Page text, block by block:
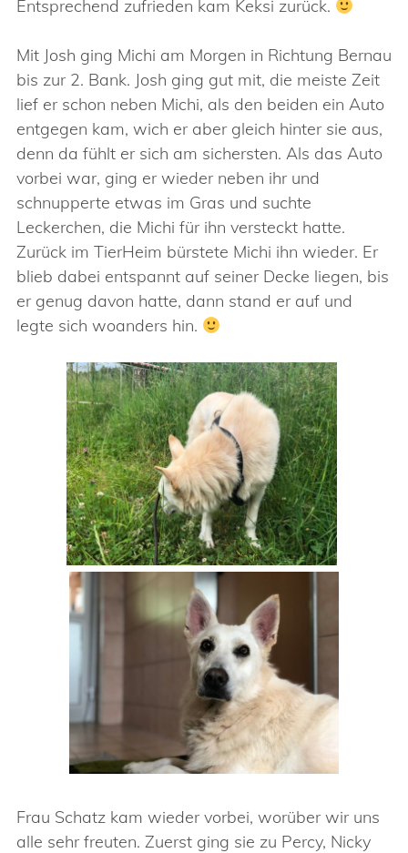
Entsprechend zufrieden kam Keksi zurück.
Mit Josh ging Michi am Morgen in Richtung Bernau
bis zur 2. Bank. Josh ging gut mit, die meiste Zeit
lief er schon neben Michi, als den beiden ein Auto
entgegen kam, wich er aber gleich hinter sie aus,
denn da fühlt er sich am sichersten. Als das Auto
vorbei war, ging er wieder neben ihr und
schnupperte etwas im Gras und suchte
Leckerchen, die Michi für ihn versteckt hatte.
Zurück im TierHeim bürstete Michi ihn wieder. Er
blieb dabei entspannt auf seiner Decke liegen, bis
er genug davon hatte, dann stand er auf und
legte sich woanders hin.
Frau Schatz kam wieder vorbei, worüber wir uns
alle sehr freuten. Zuerst ging sie zu Percy, Nicky